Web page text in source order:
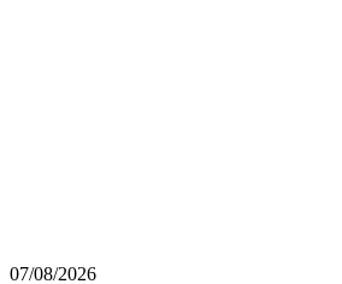
07/08/2026